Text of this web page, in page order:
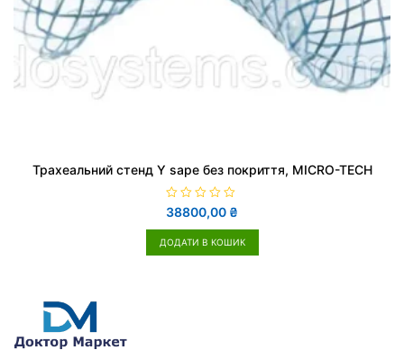
Трахеальний стенд Y sape без покриття, MICRO-TECH
О
ц
і
н
38800,00 ₴
ДОДАТИ В КОШИК